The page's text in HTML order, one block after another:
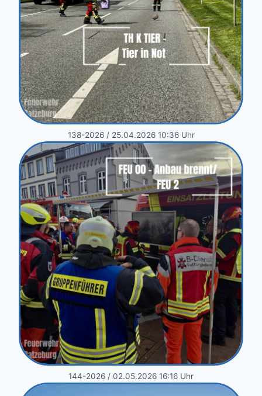
138-2026 / 25.04.2026 10:36 Uhr
144-2026 / 02.05.2026 16:16 Uhr